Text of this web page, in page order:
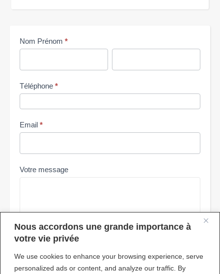
Nous accordons une grande importance à
votre vie privée
We use cookies to enhance your browsing experience, serve
personalized ads or content, and analyze our traffic. By
Me
contacter
Nom Prénom *
Téléphone *
Email *
Votre message
Envoyer